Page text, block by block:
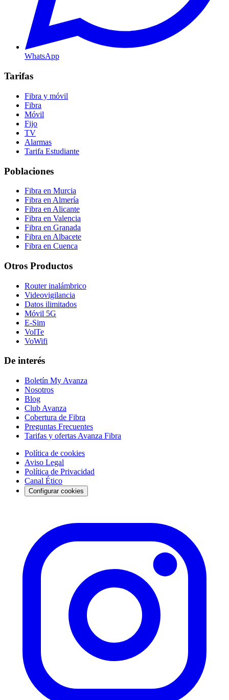
WhatsApp
Tarifas
Fibra y móvil
Fibra
Móvil
Fijo
TV
Alarmas
Tarifa Estudiante
Poblaciones
Fibra en Murcia
Fibra en Almería
Fibra en Alicante
Fibra en Valencia
Fibra en Granada
Fibra en Albacete
Fibra en Cuenca
Otros Productos
Router inalámbrico
Videovigilancia
Datos ilimitados
Móvil 5G
E-Sim
VolTe
VoWifi
De interés
Boletín My Avanza
Nosotros
Blog
Club Avanza
Cobertura de Fibra
Preguntas Frecuentes
Tarifas y ofertas Avanza Fibra
Política de cookies
Aviso Legal
Política de Privacidad
Canal Ético
Configurar cookies